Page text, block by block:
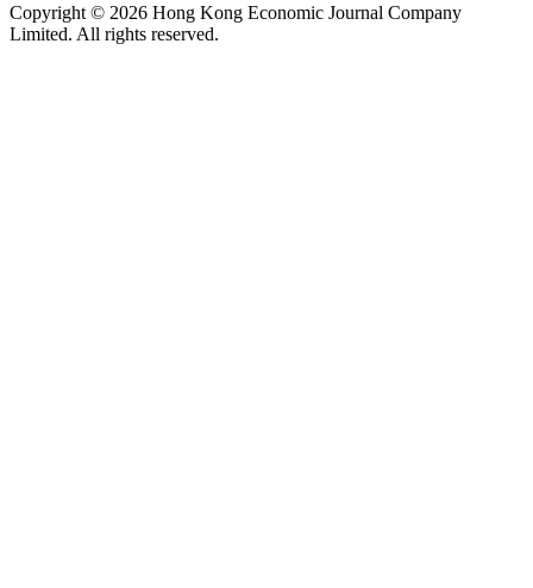
Copyright © 2026 Hong Kong Economic Journal Company
Limited. All rights reserved.